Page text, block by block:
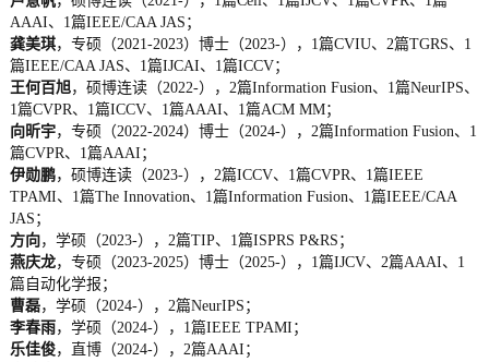
AAAI、1篇IEEE/CAA JAS；
龚美琪，专硕（2021-2023）博士（2023-），1篇CVIU、2篇TGRS、1
篇IEEE/CAA JAS、1篇IJCAI、1篇ICCV；
王何百旭，硕博连读（2022-），2篇Information Fusion、1篇NeurIPS、
1篇CVPR、1篇ICCV、1篇AAAI、1篇ACM MM；
向昕宇，专硕（2022-2024）博士（2024-），2篇Information Fusion、1
篇CVPR、1篇AAAI；
伊勋鹏，硕博连读（2023-），2篇ICCV、1篇CVPR、1篇IEEE
TPAMI、1篇The Innovation、1篇Information Fusion、1篇IEEE/CAA
JAS ；
方向，学硕（2023-），2篇TIP、1篇ISPRS P&RS；
燕庆龙，专硕（2023-2025）博士（2025-），1篇IJCV、2篇AAAI、1
篇自动化学报；
曹磊，学硕（2024-），2篇NeurIPS；
李春雨，学硕（2024-），1篇IEEE TPAMI；
乐佳俊，直博（2024-），2篇AAAI；